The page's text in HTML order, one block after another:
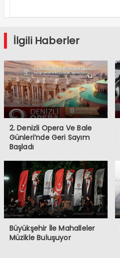
İlgili Haberler
2. Denizli Opera Ve Bale
Günleri’nde Geri Sayım
Başladı
Büyükşehir İle Mahalleler
Müzikle Buluşuyor